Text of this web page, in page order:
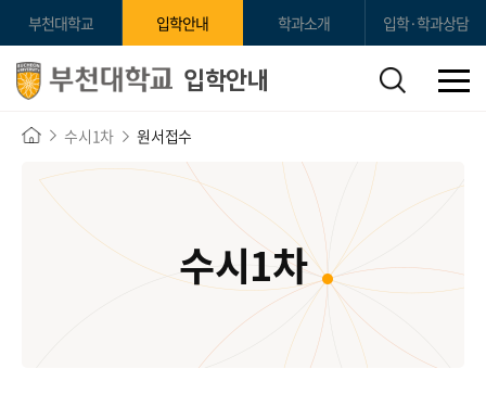
부천대학교 입학안내 학과소개 입학·학과상담
입학안내
수시1차 원서접수
수시1차